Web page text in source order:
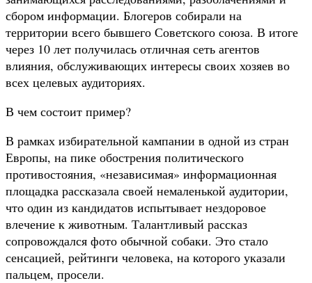
сбором информации. Блогеров собирали на
территории всего бывшего Советского союза. В итоге
через 10 лет получилась отличная сеть агентов
влияния, обслуживающих интересы своих хозяев во
всех целевых аудиториях.
В чем состоит пример?
В рамках избирательной кампании в одной из стран
Европы, на пике обострения политического
противостояния, «независимая» информационная
площадка рассказала своей немаленькой аудитории,
что один из кандидатов испытывает нездоровое
влечение к животным. Талантливый рассказ
сопровождался фото обычной собаки. Это стало
сенсацией, рейтинги человека, на которого указали
пальцем, просели.